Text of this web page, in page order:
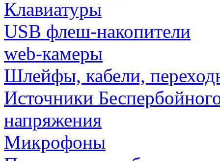
Клавиатуры
USB флеш-накопители
web-камеры
Шлейфы, кабели,
Источники
напряжения
Микрофоны